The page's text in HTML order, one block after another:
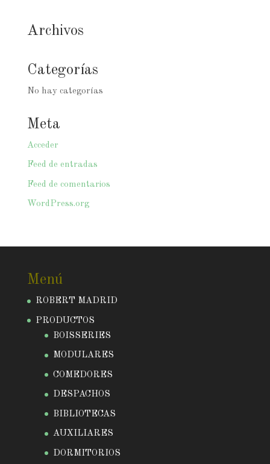
Archivos
Categorías
No hay categorías
Meta
Acceder
Feed de entradas
Feed de comentarios
WordPress.org
Menú
ROBERT MADRID
PRODUCTOS
BOISSERIES
MODULARES
COMEDORES
DESPACHOS
BIBLIOTECAS
AUXILIARES
DORMITORIOS